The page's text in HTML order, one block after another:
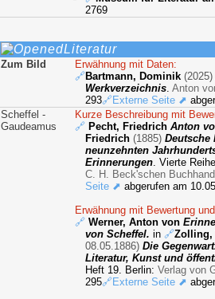
2769
Literatur
Zum Bild
Erwähnung mit Daten:
🔗Bartmann, Dominik (2025)
Werkverzeichnis.Anton
293🔗Externe Seite ⬈
Scheffel -
Gaudeamus
Kurze Beschreibung mit
🔗 Pecht, FriedrichAnton
Friedrich (1885) Deutsche
neunzehnten
Erinnerungen. Vierte
C. H. Beck'schen
Seite ⬈ abgerufen am
Erwähnung mit Bewertung
🔗 Werner, Anton von
von Scheffel.in🔗Zolling,
08.05.1886) Die
Literatur, Kunst und
Heft 19. Berlin:Verlag von
295🔗Externe Seite ⬈